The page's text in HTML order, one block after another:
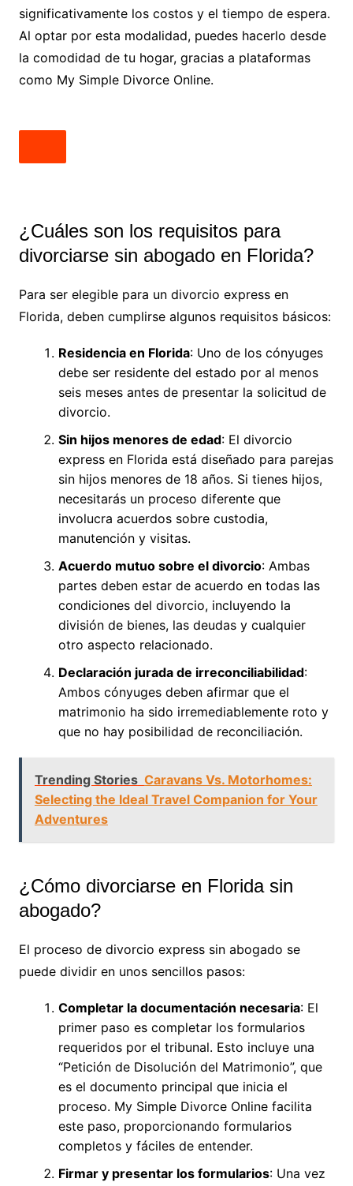
significativamente los costos y el tiempo de espera.
Al optar por esta modalidad, puedes hacerlo desde
la comodidad de tu hogar, gracias a plataformas
como My Simple Divorce Online.
¿Cuáles son los requisitos para
divorciarse sin abogado en Florida?
Para ser elegible para un divorcio express en
Florida, deben cumplirse algunos requisitos básicos:
Residencia en Florida: Uno de los cónyuges
debe ser residente del estado por al menos
seis meses antes de presentar la solicitud de
divorcio.
Sin hijos menores de edad: El divorcio
express en Florida está diseñado para parejas
sin hijos menores de 18 años. Si tienes hijos,
necesitarás un proceso diferente que
involucra acuerdos sobre custodia,
manutención y visitas.
Acuerdo mutuo sobre el divorcio: Ambas
partes deben estar de acuerdo en todas las
condiciones del divorcio, incluyendo la
división de bienes, las deudas y cualquier
otro aspecto relacionado.
Declaración jurada de irreconciliabilidad:
Ambos cónyuges deben afirmar que el
matrimonio ha sido irremediablemente roto y
que no hay posibilidad de reconciliación.
Trending Stories Caravans Vs. Motorhomes:
Selecting the Ideal Travel Companion for Your
Adventures
¿Cómo divorciarse en Florida sin
abogado?
El proceso de divorcio express sin abogado se
puede dividir en unos sencillos pasos:
Completar la documentación necesaria: El
primer paso es completar los formularios
requeridos por el tribunal. Esto incluye una
“Petición de Disolución del Matrimonio”, que
es el documento principal que inicia el
proceso. My Simple Divorce Online facilita
este paso, proporcionando formularios
completos y fáciles de entender.
Firmar y presentar los formularios: Una vez